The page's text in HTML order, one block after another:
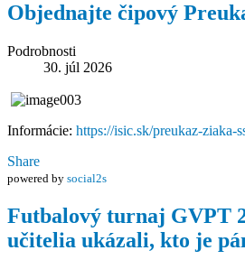
Objednajte čipový
Podrobnosti
30. júl 2026
Informácie: https://isic.sk/preukaz-ziaka-
Share
powered by social2s
Futbalový turnaj GVPT
učitelia ukázali, kto je